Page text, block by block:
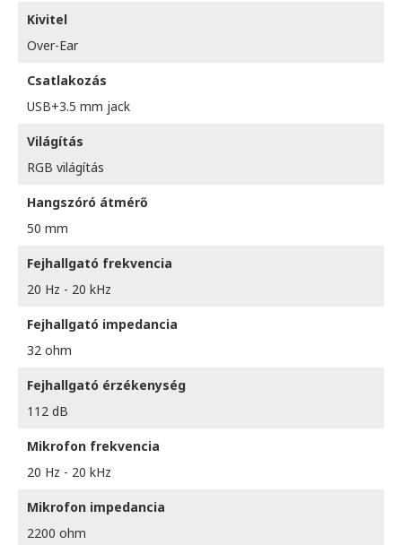
Kivitel
Over-Ear
Csatlakozás
USB+3.5 mm jack
Világítás
RGB világítás
Hangszóró átmérő
50 mm
Fejhallgató frekvencia
20 Hz - 20 kHz
Fejhallgató impedancia
32 ohm
Fejhallgató érzékenység
112 dB
Mikrofon frekvencia
20 Hz - 20 kHz
Mikrofon impedancia
2200 ohm